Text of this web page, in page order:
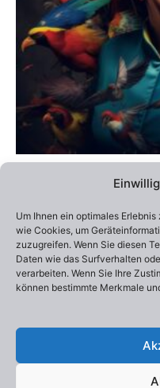
Um Ihnen ein optimales
wie Cookies, um
zuzugreifen. Wenn Sie diesen
Daten wie das Surfverhalten
verarbeiten. Wenn Sie Ihre
können bestimmte Merkmale
Otto